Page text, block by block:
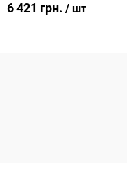
6 421 грн. / шт